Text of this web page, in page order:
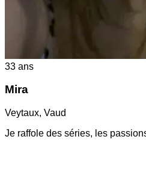
33 ans
Mira
Veytaux, Vaud
Je raffole des séries, les